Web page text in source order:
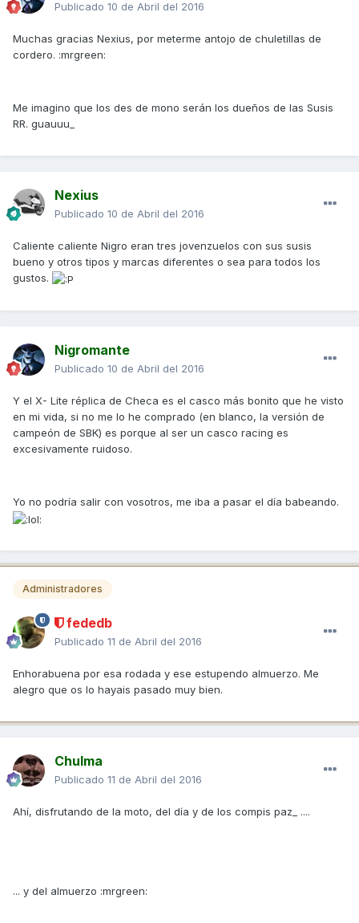
Publicado 10 de Abril del 2016
Muchas gracias Nexius, por meterme antojo de chuletillas de
cordero. :mrgreen:
Me imagino que los des de mono serán los dueños de las Susis
RR. guauuu_
Nexius
Publicado 10 de Abril del 2016
Caliente caliente Nigro eran tres jovenzuelos con sus susis
bueno y otros tipos y marcas diferentes o sea para todos los
gustos.
Nigromante
Publicado 10 de Abril del 2016
Y el X- Lite réplica de Checa es el casco más bonito que he visto
en mi vida, si no me lo he comprado (en blanco, la versión de
campeón de SBK) es porque al ser un casco racing es
excesivamente ruidoso.
Yo no podría salir con vosotros, me iba a pasar el día babeando.
Administradores
fededb
Publicado 11 de Abril del 2016
Enhorabuena por esa rodada y ese estupendo almuerzo. Me
alegro que os lo hayais pasado muy bien.
Chulma
Publicado 11 de Abril del 2016
Ahí, disfrutando de la moto, del día y de los compis paz_ ....
... y del almuerzo :mrgreen: